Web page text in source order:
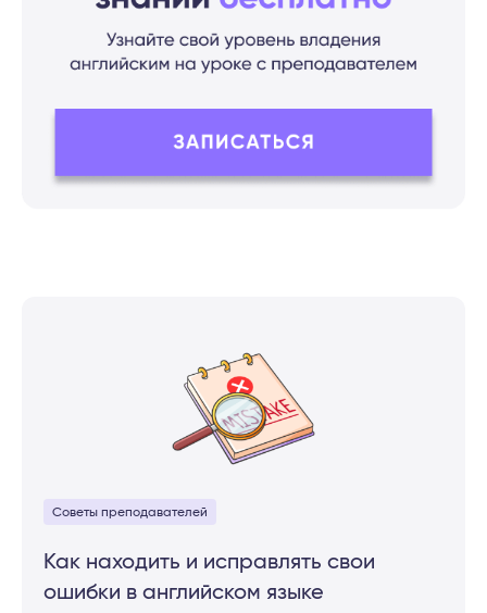
Советы преподавателей
Как находить и исправлять свои
ошибки в английском языке